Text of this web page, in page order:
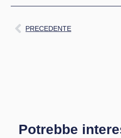
PRECEDENTE
Potrebbe